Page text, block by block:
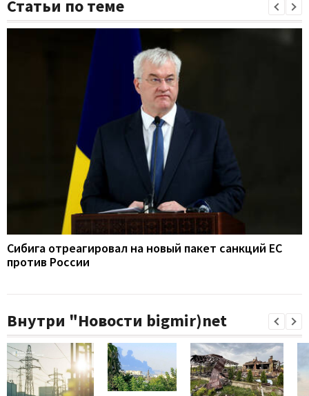
Статьи по теме
Сибига отреагировал на новый пакет санкций ЕС
против России
Внутри "Новости bigmir)net